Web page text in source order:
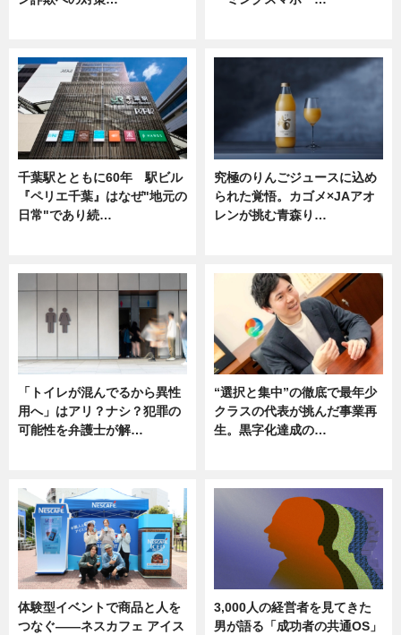
千葉駅とともに60年 駅ビル
『ペリエ千葉』はなぜ"地元の
日常"であり続…
究極のりんごジュースに込め
られた覚悟。カゴメ×JAアオ
レンが挑む青森り…
「トイレが混んでるから異性
用へ」はアリ？ナシ？犯罪の
可能性を弁護士が解…
“選択と集中”の徹底で最年少
クラスの代表が挑んだ事業再
生。黒字化達成の…
体験型イベントで商品と人を
つなぐ――ネスカフェ アイス
3,000人の経営者を見てきた
男が語る「成功者の共通OS」